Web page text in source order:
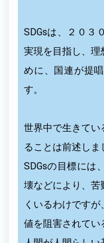
SDGsは、２０３
実現を目指し、理
めに、国連が提
す。
世界中で生きてい
ることは前述しま
SDGsの目標には
壊などにより、苦
くいるわけです
値を阻害されてい